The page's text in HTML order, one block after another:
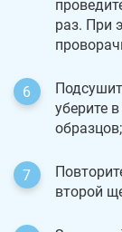
раз. При
уберите
образцов;
второй